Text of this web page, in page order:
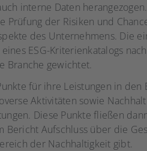
interne Daten herangezogen.
Prüfung der Risiken und
des Unternehmens. Die
ESG-Kriterienkatalogs
Branche gewichtet.
für ihre Leistungen in den
Aktivitäten sowie
Diese Punkte fließen
Bericht Aufschluss über die
der Nachhaltigkeit gibt​​​.